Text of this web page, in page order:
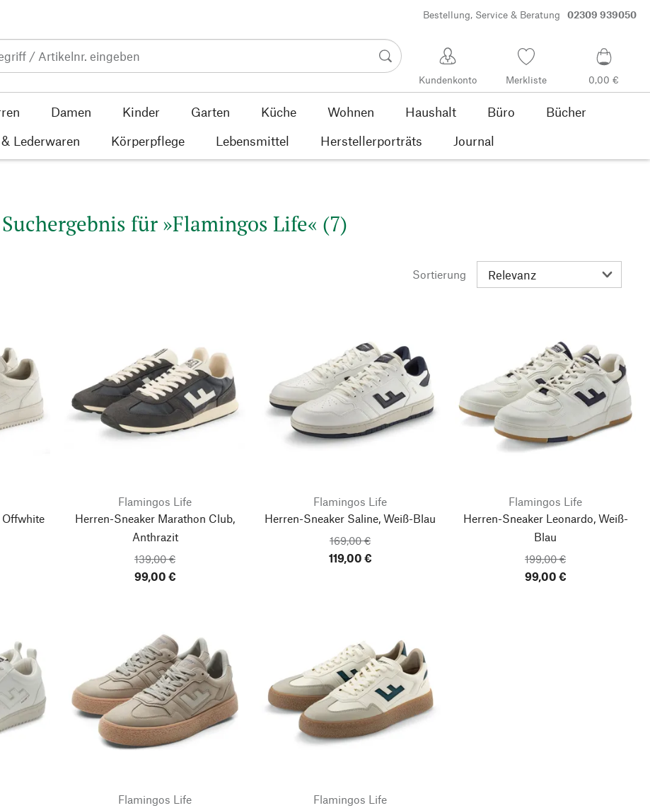
Bestellung, Service & Beratung 02309 939050
Kundenkonto Merkliste 0,00 €
Damen Kinder Garten Küche Wohnen Haushalt Büro
Bücher
Lederwaren Körperpflege Lebensmittel Herstellerporträts Journal
Suchergebnis für »Flamingos Life« (7)
Sortierung
Offwhite
Flamingos Life
Herren-Sneaker Marathon Club,
Anthrazit
139,00 €
99,00 €
Flamingos Life
Herren-Sneaker Saline, Weiß-Blau
169,00 €
119,00 €
Flamingos Life
Herren-Sneaker Leonardo, Weiß-
Blau
199,00 €
99,00 €
Flamingos Life
Flamingos Life